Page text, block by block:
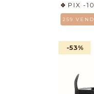
PIX -
259
-53%